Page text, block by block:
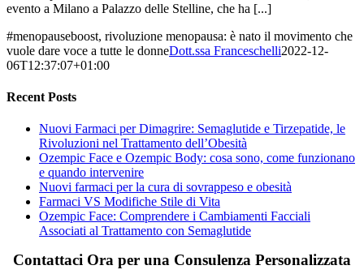
evento a Milano a Palazzo delle Stelline, che ha [...]
#menopauseboost, rivoluzione menopausa: è nato il movimento che
vuole dare voce a tutte le donneDott.ssa Franceschelli2022-12-
06T12:37:07+01:00
Recent Posts
Nuovi Farmaci per Dimagrire: Semaglutide e Tirzepatide, le
Rivoluzioni nel Trattamento dell’Obesità
Ozempic Face e Ozempic Body: cosa sono, come funzionano
e quando intervenire
Nuovi farmaci per la cura di sovrappeso e obesità
Farmaci VS Modifiche Stile di Vita
Ozempic Face: Comprendere i Cambiamenti Facciali
Associati al Trattamento con Semaglutide
Contattaci Ora per una Consulenza Personalizzata